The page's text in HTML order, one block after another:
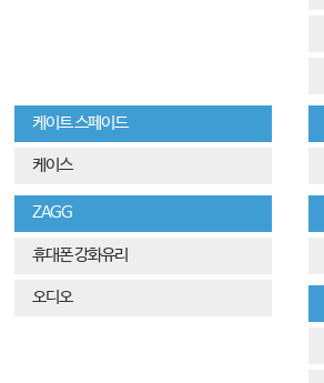
케이트 스페이드
케이스
ZAGG
휴대폰 강화유리
오디오